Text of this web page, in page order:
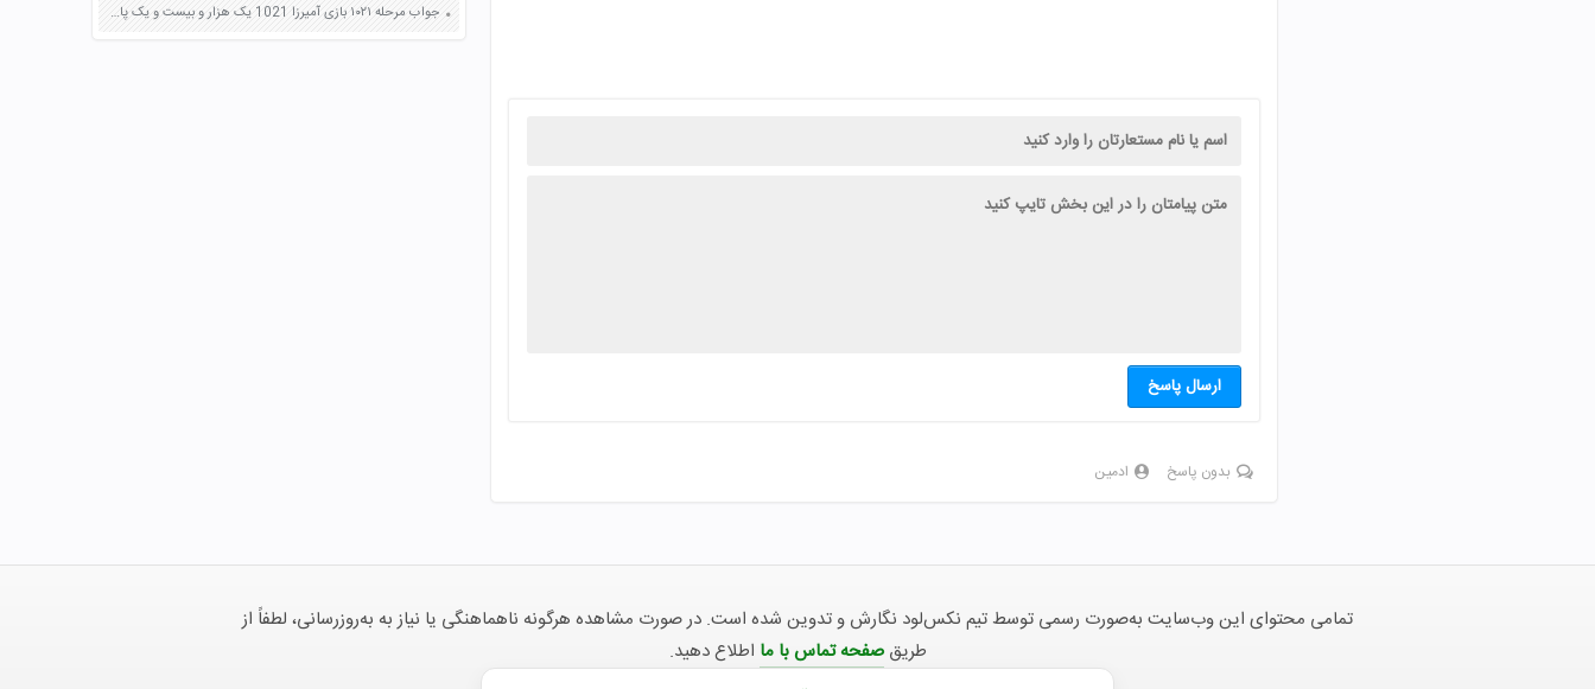
ارسال پاسخ
بدون پاسخ ادمین
جواب مرحله ۱۰۲۱ بازی آمیرزا 1021 یک هزار و بیست و یک پاسخ
تمامی محتوای این وب‌سایت به‌صورت رسمی توسط تیم نکس‌لود نگارش و تدوین شده است. در صورت مشاهده هرگونه ناهماهنگی یا نیاز به به‌روزرسانی، لطفاً از
طریقصفحه تماس با ما اطلاع دهید.